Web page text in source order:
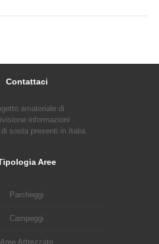
Contattaci
amatoriale di
informazioni
sosta presenti in Italia.
Aree
Parcheggi
Campeggi
Aree Attrezzate